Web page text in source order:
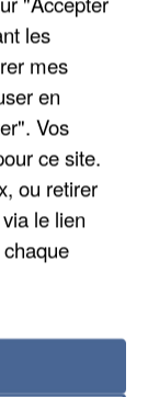
les
mes
en
Vos
ce site.
ou retirer
le lien